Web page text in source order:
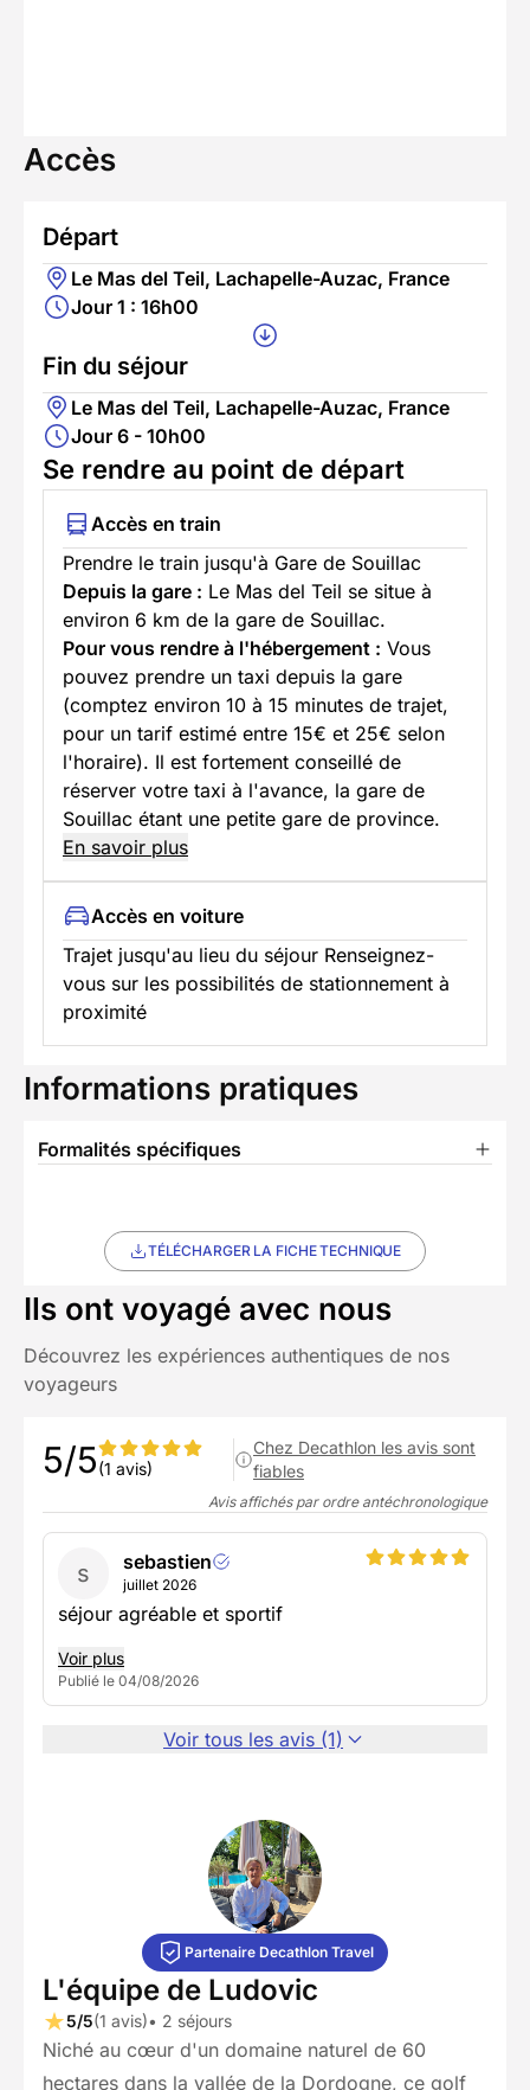
Accès
Départ
Le Mas del Teil, Lachapelle-Auzac, France
Jour 1 : 16h00
Fin du séjour
Le Mas del Teil, Lachapelle-Auzac, France
Jour 6 - 10h00
Se rendre au point de départ
Accès en train
Prendre le train jusqu'à Gare de Souillac
Depuis la gare : Le Mas del Teil se situe à
environ 6 km de la gare de Souillac.
Pour vous rendre à l'hébergement : Vous
pouvez prendre un taxi depuis la gare
(comptez environ 10 à 15 minutes de trajet,
pour un tarif estimé entre 15€ et 25€ selon
l'horaire). Il est fortement conseillé de
réserver votre taxi à l'avance, la gare de
Souillac étant une petite gare de province.
En savoir plus
Accès en voiture
Trajet jusqu'au lieu du séjour Renseignez-
vous sur les possibilités de stationnement à
proximité
Informations pratiques
Formalités spécifiques
TÉLÉCHARGER LA FICHE TECHNIQUE
Ils ont voyagé avec nous
Découvrez les expériences authentiques de nos
voyageurs
5/5(1 avis)
Chez Decathlon les avis sont
fiables
Avis affichés par ordre antéchronologique
s sebastien
juillet 2026
séjour agréable et sportif
Voir plus
Publié le 04/08/2026
Voir tous les avis (1)
Partenaire Decathlon Travel
L'équipe de Ludovic
5/5(1 avis)• 2 séjours
Niché au cœur d'un domaine naturel de 60
hectares dans la vallée de la Dordogne, ce golf